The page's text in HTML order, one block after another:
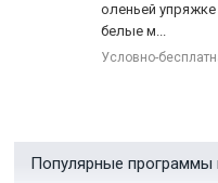
оленьей
белые м...
Условно-
Популярные программы